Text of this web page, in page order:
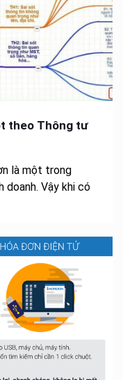
theo Thông tư
là một trong
doanh. Vậy khi có